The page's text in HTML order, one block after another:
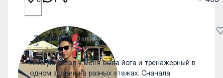
_Zhaskairat_15 апреля
Я когда бегал у меня была йога и тренажерный в
одном здании на разных этажах. Сначала